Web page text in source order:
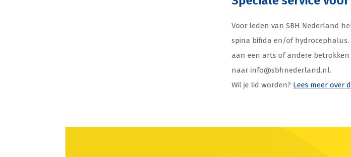
Voor leden van SBH Nederland
spina bifida en/of hydrocephalus.
aan een arts of andere
naar info@sbhnederland.nl.
Wil je lid worden? Lees meer over